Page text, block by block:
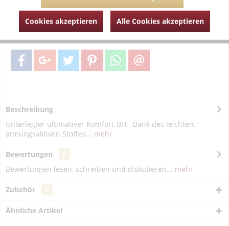
Merken Fragen zum Artikel?
Artikel-Nr.: MJL012-2096-natur-70-A
Beschreibung
Unterlegter ultimativer Komfort-BH. Dank des leichten,
atmungsaktiven Stoffes... mehr
Bewertungen
Bewertungen lesen, schreiben und diskutieren... mehr
Zubehör
Ähnliche Artikel
Cookies akzeptieren Alle Cookies akzeptieren